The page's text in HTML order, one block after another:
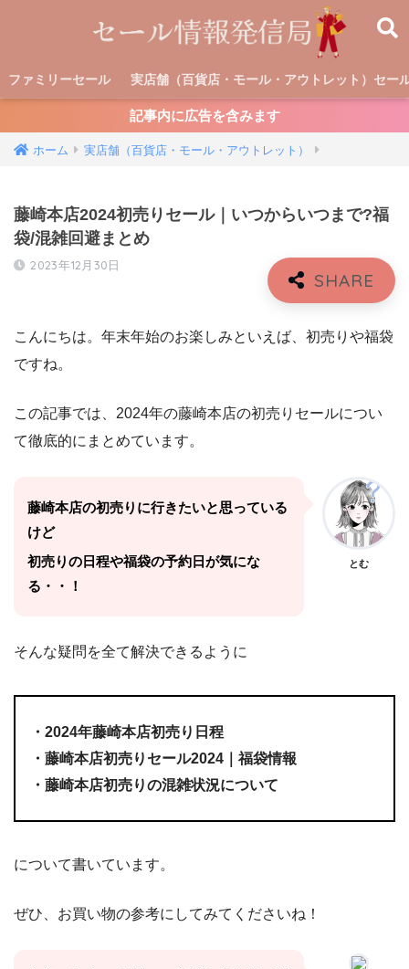
ファミリーセール 実店舗（百貨店・モール・アウトレット）セー
記事内に広告を含みます
ホーム 実店舗（百貨店・モール・アウトレット）
藤崎本店2024初売りセール｜いつからいつまで?福
袋/混雑回避まとめ
2023年12月30日
こんにちは。年末年始のお楽しみといえば、初売りや福袋
ですね。
この記事では、2024年の藤崎本店の初売りセールについ
て徹底的にまとめています。
藤崎本店の初売りに行きたいと思っている
けど
初売りの日程や福袋の予約日が気にな
る・・！
とむ
そんな疑問を全て解決できるように
・2024年藤崎本店初売り日程
・藤崎本店初売りセール2024｜福袋情報
・藤崎本店初売りの混雑状況について
について書いています。
ぜひ、お買い物の参考にしてみてくださいね！